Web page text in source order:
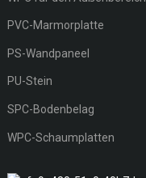
PVC-Marmorplatte
PS-Wandpaneel
PU-Stein
SPC-Bodenbelag
WPC-Schaumplatten